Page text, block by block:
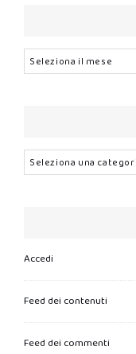
Archivi
Categorie
Accedi
Feed dei contenuti
Feed dei commenti